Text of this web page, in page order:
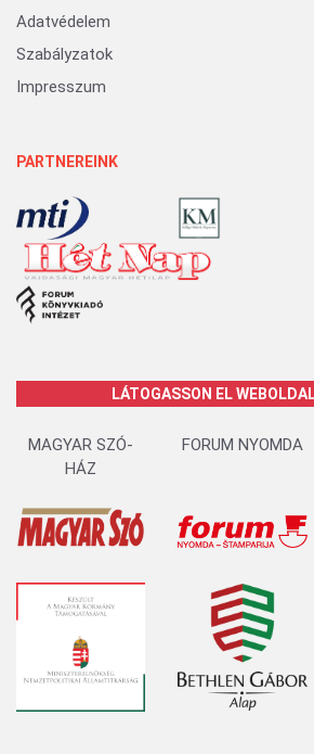
Adatvédelem
Szabályzatok
Impresszum
PARTNEREINK
LÁTOGASSON EL
MAGYAR SZÓ-
HÁZ
FORUM NYOMDA